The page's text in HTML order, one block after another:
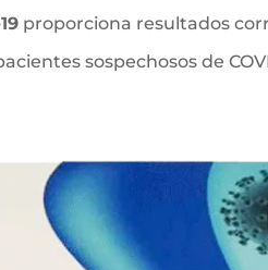
proporciona resultados
sospechosos de